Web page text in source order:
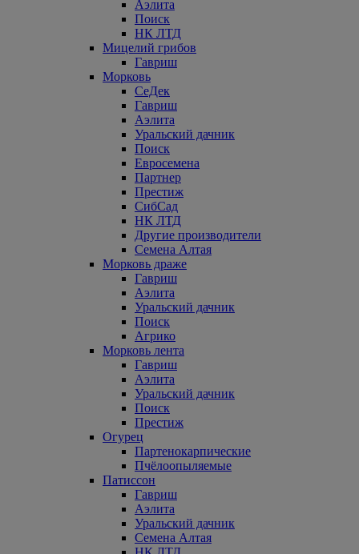
Аэлита
Поиск
НК ЛТД
Мицелий грибов
Гавриш
Морковь
СеДек
Гавриш
Аэлита
Уральский дачник
Поиск
Евросемена
Партнер
Престиж
СибСад
НК ЛТД
Другие производители
Семена Алтая
Морковь драже
Гавриш
Аэлита
Уральский дачник
Поиск
Агрико
Морковь лента
Гавриш
Аэлита
Уральский дачник
Поиск
Престиж
Огурец
Партенокарпические
Пчёлоопыляемые
Патиссон
Гавриш
Аэлита
Уральский дачник
Семена Алтая